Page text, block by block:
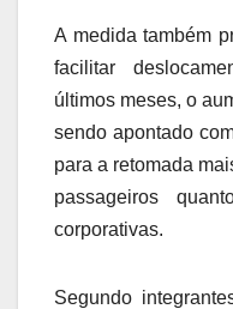
A medida também
facilitar
últimos meses, o
sendo apontado
para a retomada
passageiros
corporativas.
Segundo